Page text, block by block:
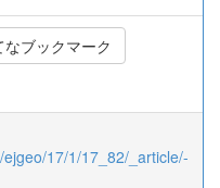
なブックマーク
17/1/17_82/_article/-